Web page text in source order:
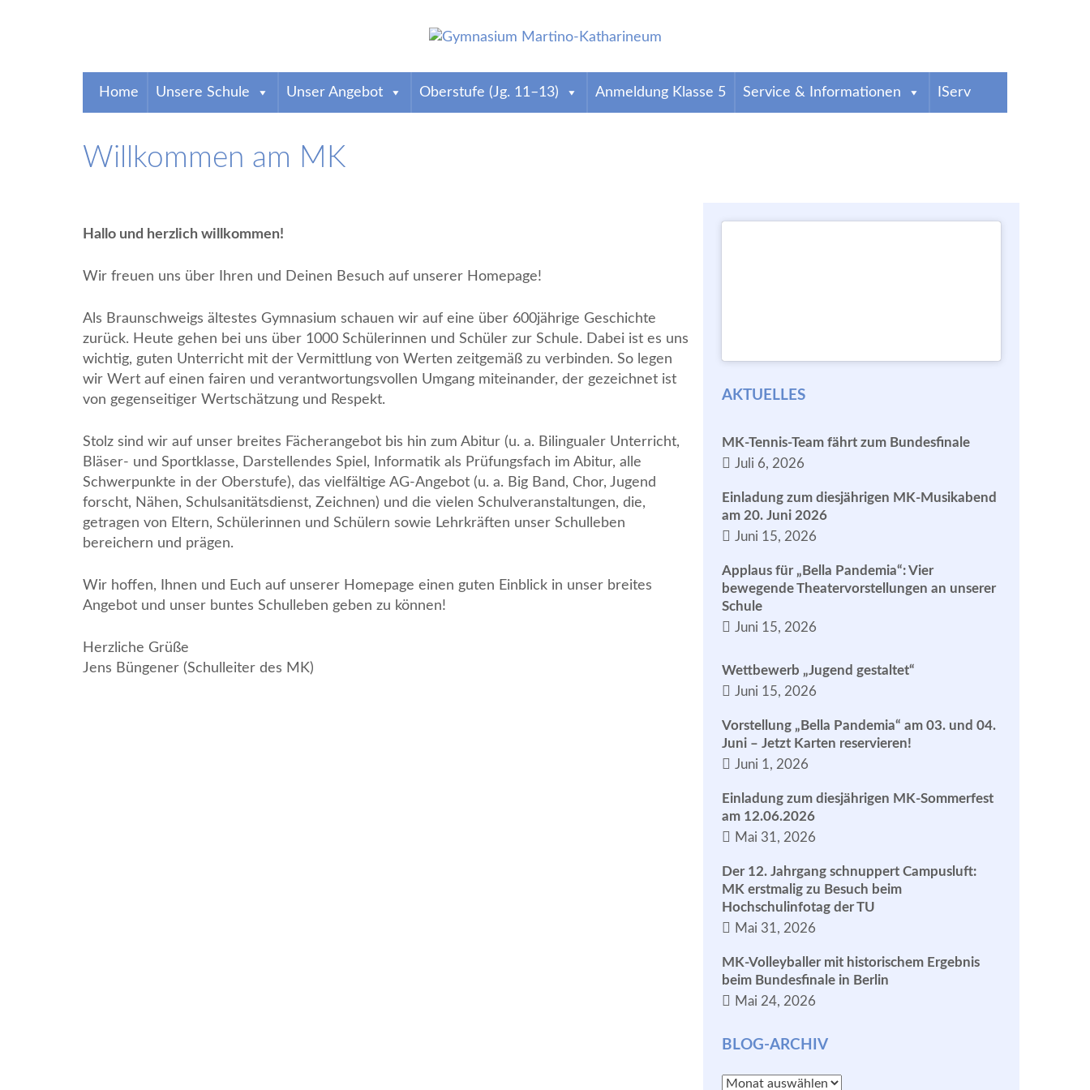
Home Unsere Schule Unser Angebot Oberstufe (Jg. 11–13) Anmeldung Klasse 5 Service & Informationen IServ
Willkommen am MK
Hallo und herzlich willkommen!
Wir freuen uns über Ihren und Deinen Besuch auf unserer Homepage!
Als Braunschweigs ältestes Gymnasium schauen wir auf eine über 600jährige Geschichte
zurück. Heute gehen bei uns über 1000 Schülerinnen und Schüler zur Schule. Dabei ist es uns
wichtig, guten Unterricht mit der Vermittlung von Werten zeitgemäß zu verbinden. So legen
wir Wert auf einen fairen und verantwortungsvollen Umgang miteinander, der gezeichnet ist
von gegenseitiger Wertschätzung und Respekt.
Stolz sind wir auf unser breites Fächerangebot bis hin zum Abitur (u. a. Bilingualer Unterricht,
Bläser- und Sportklasse, Darstellendes Spiel, Informatik als Prüfungsfach im Abitur, alle
Schwerpunkte in der Oberstufe), das vielfältige AG-Angebot (u. a. Big Band, Chor, Jugend
forscht, Nähen, Schulsanitätsdienst, Zeichnen) und die vielen Schulveranstaltungen, die,
getragen von Eltern, Schülerinnen und Schülern sowie Lehrkräften unser Schulleben
bereichern und prägen.
Wir hoffen, Ihnen und Euch auf unserer Homepage einen guten Einblick in unser breites
Angebot und unser buntes Schulleben geben zu können!
Herzliche Grüße
Jens Büngener (Schulleiter des MK)
AKTUELLES
MK-Tennis-Team fährt zum Bundesfinale
Juli 6, 2026
Einladung zum diesjährigen MK-Musikabend
am 20. Juni 2026
Juni 15, 2026
Applaus für „Bella Pandemia“: Vier
bewegende Theatervorstellungen an unserer
Schule
Juni 15, 2026
Wettbewerb „Jugend gestaltet“
Juni 15, 2026
Vorstellung „Bella Pandemia“ am 03. und 04.
Juni – Jetzt Karten reservieren!
Juni 1, 2026
Einladung zum diesjährigen MK-Sommerfest
am 12.06.2026
Mai 31, 2026
Der 12. Jahrgang schnuppert Campusluft:
MK erstmalig zu Besuch beim
Hochschulinfotag der TU
Mai 31, 2026
MK-Volleyballer mit historischem Ergebnis
beim Bundesfinale in Berlin
Mai 24, 2026
BLOG-ARCHIV
Blog-